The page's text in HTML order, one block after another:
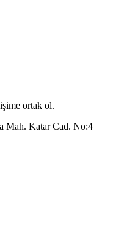
ortak ol.
Mah. Katar Cad. No:4